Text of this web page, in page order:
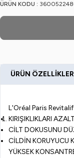
ÜRÜN KODU :
ÜRÜN
L'Oréal Paris
KIRIŞIKLIKLARI
CİLT DOKUSUNU
CİLDİN KORUYUCU
YÜKSEK